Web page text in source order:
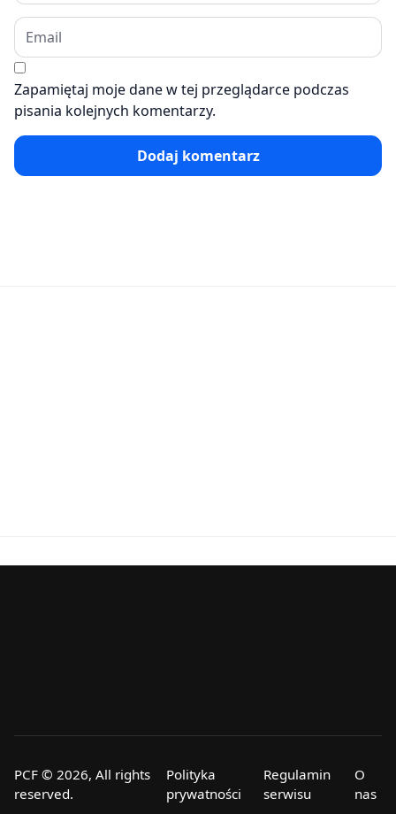
Zapamiętaj moje dane w tej przeglądarce podczas
pisania kolejnych komentarzy.
Dodaj komentarz
PCF © 2026, All rights
reserved.
Polityka
prywatności
Regulamin
serwisu
O
nas